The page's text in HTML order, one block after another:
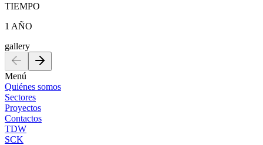
TIEMPO
1 AÑO
gallery
Menú
Quiénes somos
Sectores
Proyectos
Contactos
TDW
SCK